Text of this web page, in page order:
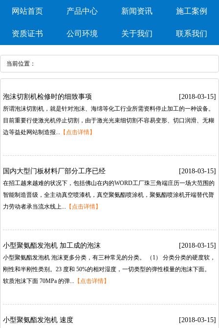
网站首页 产品中心 新闻资讯 施工案例
资质证书 公司环境 关于我们 联系我们
当前位置：
泡沫切割机检修时的细致事项 [2018-03-15]
所谓泡沫切割机，就是针对泡沫、海绵等化工行业所需资料停止加工的一种设备。
目前重要行使激光机停止切割，由于激光光束细切割不容易变形、切口润滑、无糊
边等益处网站制造报... 【点击详情】
国内大型门板材料厂部分工序已经 [2018-03-15]
在招工越来越难的状况下，包括佛山在内的WORD工厂珠三角端庄历一场大范围的
智能制造晋级，全主动真空喷漆机，真空聚氨酯喷涂机，聚氨酯喷涂机开端替代膂
力劳动者承当流水线上... 【点击详情】
小型聚氨酯发泡机加工成的泡沫 [2018-03-15]
小型聚氨酯发泡机泡沫更多分类，有三种常见的分类。（1）分类分类的硬度软，
刚性和半刚性类别。23度和50%的相对湿度，一切类型的弹性模量的泡沫下面。
软质泡沫下面70MPa的弹... 【点击详情】
小型聚氨酯发泡机速度 [2018-03-15]